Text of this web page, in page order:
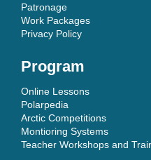
Patronage
Work Packages
Privacy Policy
Program
Online Lessons
Polarpedia
Arctic Competitions
Montioring Systems
Teacher Workshops and